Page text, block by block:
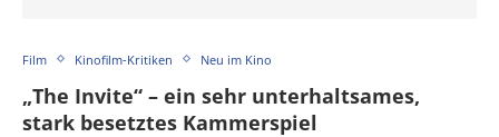
Film Kinofilm-Kritiken Neu im Kino
„The Invite“ – ein sehr unterhaltsames,
stark besetztes Kammerspiel